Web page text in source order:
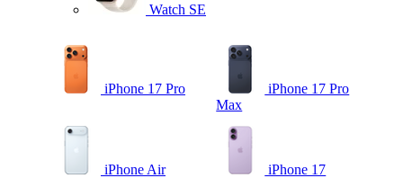
Watch SE
iPhone 17 Pro
iPhone 17 Pro
Max
iPhone Air iPhone 17